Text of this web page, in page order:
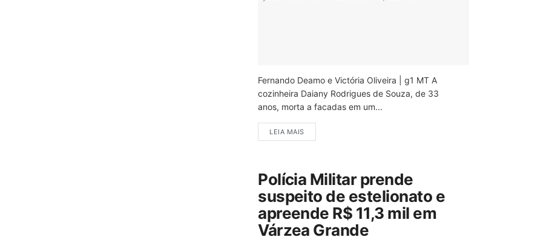
Fernando Deamo e Victória Oliveira | g1 MT A
cozinheira Daiany Rodrigues de Souza, de 33
anos, morta a facadas em um...
LEIA MAIS
Polícia Militar prende
suspeito de estelionato e
apreende R$ 11,3 mil em
Várzea Grande